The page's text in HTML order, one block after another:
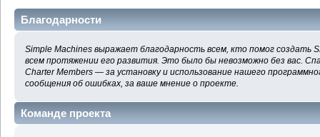
Благодарности
Simple Machines выражает благодарность всем, кто помог создать
всем протяжении его развития. Это было бы невозможно без вас.
Charter Members — за установку и использование нашего
сообщения об ошибках, за ваше мнение о проекте.
Команде проекта